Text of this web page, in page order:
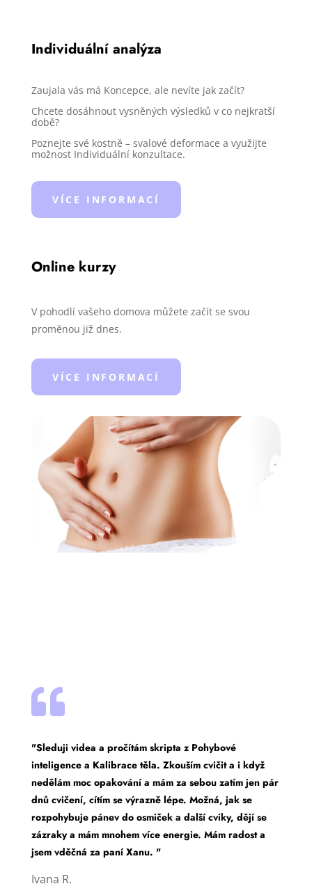
Individuální analýza
Zaujala vás má Koncepce, ale nevíte jak začít?
Chcete dosáhnout vysněných výsledků v co nejkratší
době?
Poznejte své kostně – svalové deformace a využijte
možnost Individuální konzultace.
VÍCE INFORMACÍ
Online kurzy
V pohodlí vašeho domova můžete začít se svou
proměnou již dnes.
VÍCE INFORMACÍ

"Sleduji videa a pročítám skripta z Pohybové
inteligence a Kalibrace těla. Zkouším cvičit a i když
nedělám moc opakování a mám za sebou zatím jen pár
dnů cvičení, cítím se výrazně lépe. Možná, jak se
rozpohybuje pánev do osmiček a další cviky, dějí se
zázraky a mám mnohem více energie. Mám radost a
jsem vděčná za paní Xanu. "
Ivana R.